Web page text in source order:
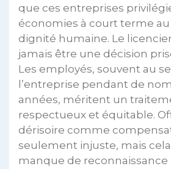
que ces entreprises
économies à court terme
dignité humaine. Le
jamais être une décision
Les employés, souvent au
l’entreprise pendant de
années, méritent un
respectueux et équitable.
dérisoire comme
seulement injuste, mais
manque de reconnaissance